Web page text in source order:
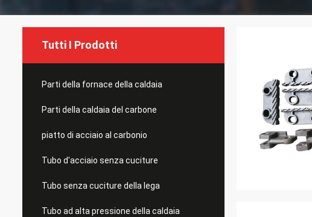
Tutti I Prodotti
Parti della fornace della caldaia
Parti della caldaia del carbone
piatto di acciaio al carbonio
Tubo d'acciaio senza cuciture
Tubo senza cuciture della lega
Tubo ad alta pressione della caldaia